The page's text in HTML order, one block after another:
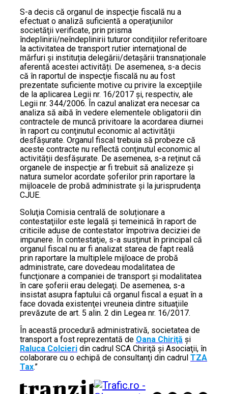
S-a decis că organul de inspecţie fiscală nu a
efectuat o analiză suficientă a operaţiunilor
societăţii verificate, prin prisma
îndeplinirii/neîndeplinirii tuturor condiţiilor referitoare
la activitatea de transport rutier internaţional de
mărfuri şi instituția delegării/detaşării transnaționale
aferentă acestei activități. De asemenea, s-a decis
că în raportul de inspecţie fiscală nu au fost
prezentate suficiente motive cu privire la excepţiile
de la aplicarea Legii nr. 16/2017 şi, respectiv, ale
Legii nr. 344/2006. În cazul analizat era necesar ca
analiza să aibă în vedere elementele obligatorii din
contractele de muncă privitoare la acordarea diurnei
în raport cu conţinutul economic al activităţii
desfăşurate. Organul fiscal trebuia să probeze că
aceste contracte nu reflectă conţinutul economic al
activităţii desfăşurate. De asemenea, s-a reţinut că
organele de inspecţie ar fi trebuit să analizeze şi
natura sumelor acordate şoferilor prin raportare la
mijloacele de probă administrate şi la jurisprudenţa
CJUE.
Soluţia Comisia centrală de soluționare a
contestaţiilor este legală şi temeinică în raport de
criticile aduse de contestator împotriva deciziei de
impunere. În contestaţie, s-a susţinut în principal că
organul fiscal nu ar fi analizat starea de fapt reală
prin raportare la multiplele mijloace de probă
administrate, care dovedeau modalitatea de
funcţionare a companiei de transport şi modalitatea
în care şoferii erau delegaţi. De asemenea, s-a
insistat asupra faptului că organul fiscal a eşuat în a
face dovada existenţei vreuneia dintre situaţiile
prevăzute de art. 5 alin. 2 din Legea nr. 16/2017.
În această procedură administrativă, societatea de
transport a fost reprezentată de Oana Chiriţă şi
Raluca Colcieri din cadrul SCA Chiriţă şi Asociaţii, în
colaborare cu o echipă de consultanţi din cadrul TZA
Tax.”